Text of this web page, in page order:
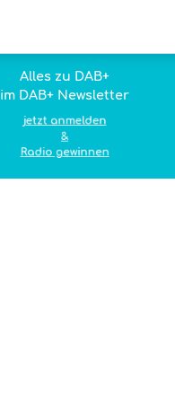
Alles zu DAB+
im DAB+ Newsletter
jetzt anmelden
&
Radio gewinnen